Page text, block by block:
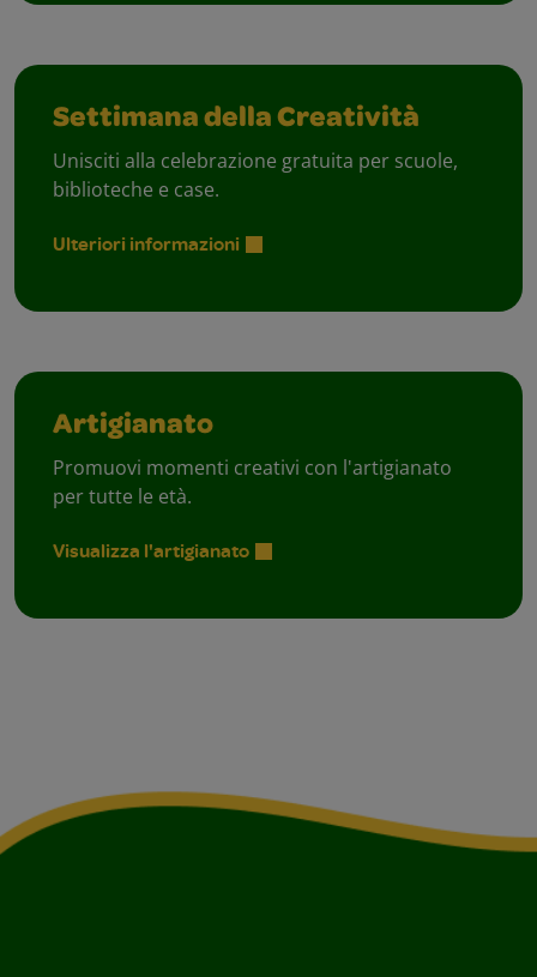
Settimana della Creatività
Unisciti alla celebrazione gratuita per scuole,
biblioteche e case.
Ulteriori informazioni
Artigianato
Promuovi momenti creativi con l'artigianato
per tutte le età.
Visualizza l'artigianato